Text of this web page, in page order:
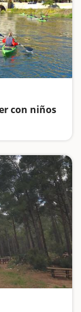
con niños